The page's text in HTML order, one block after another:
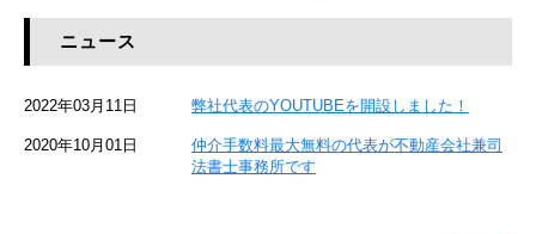
JR総武本線
京成本線
ニュース
2022年03月11日 弊社代表のYOUTUBEを開設しました！
2020年10月01日
仲介手数料最大無料の代表が不動産会社兼司
法書士事務所です